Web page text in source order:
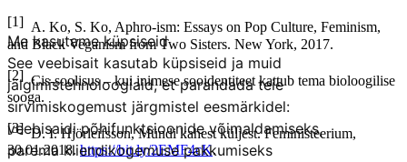
Me kasutame küpsiseid
See veebisait kasutab küpsiseid ja muid
jälgimistehnoloogiaid, et parandada teie
sirvimiskogemust järgmistel eesmärkidel:
veebisaidi põhifunktsioonide võimaldamiseks,
parema kliendikogemuse pakkumiseks
[1] A. Ko, S. Ko, Aphro-ism: Essays on Pop Culture, Feminism,
and Black Veganism from Two Sisters. New York, 2017.
[2]Cis-soolisus – kui inimese sooidentiteet kattub tema bioloogilise
sooga.
[3]D. I. Hjörleifsson, Mündi kahest küljest. Feministeerium,
30.01.2018.https://bit.ly/2EMF4cK.